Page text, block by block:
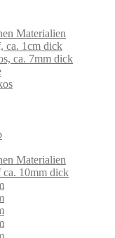
Materialien
ca. 1cm dick
ca. 7mm dick
Materialien
ca. 10mm dick